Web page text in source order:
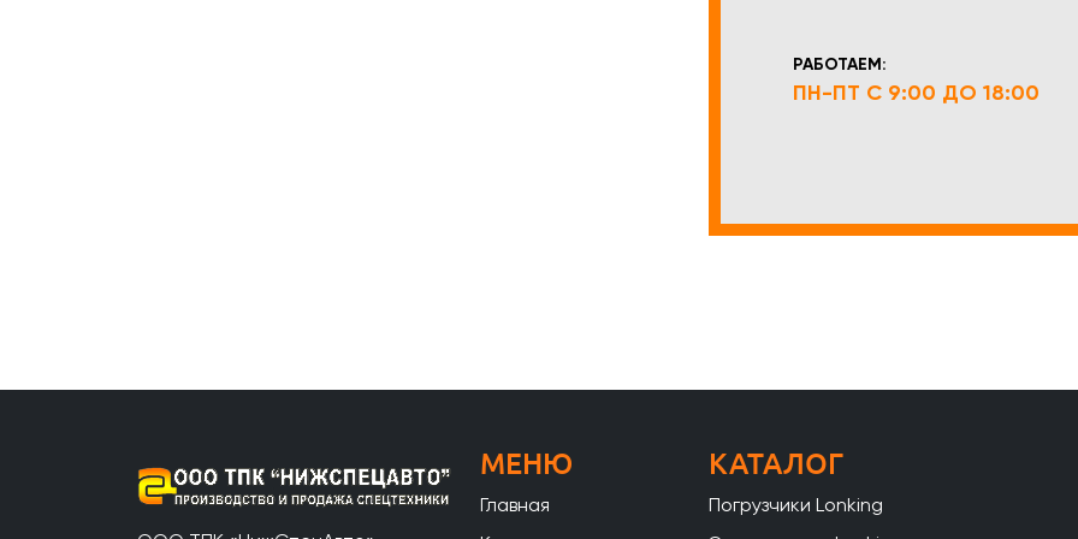
РАБОТАЕМ:
ПН-ПТ С 9:00 ДО 18:00
МЕНЮ
Главная
КАТАЛОГ
Погрузчики Lonking